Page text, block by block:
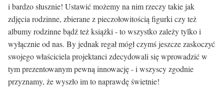
i bardzo słusznie! Ustawić możemy na nim rzeczy takie jak
zdjęcia rodzinne, zbierane z pieczołowitością figurki czy też
albumy rodzinne bądź też książki - to wszystko zależy tylko i
wyłącznie od nas. By jednak regał mógł czymś jeszcze zaskoczyć
swojego właściciela projektanci zdecydowali się wprowadzić w
tym prezentowanym pewną innowację - i wszyscy zgodnie
przyznamy, że wyszło im to naprawdę świetnie!